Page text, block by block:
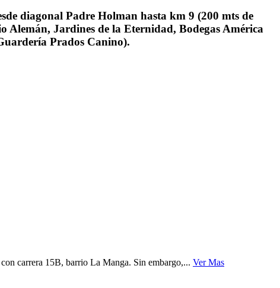
diagonal Padre Holman hasta km 9 (200 mts de
Jardines de la Eternidad, Bodegas América
Prados Canino).
carrera 15B, barrio La Manga. Sin embargo,... Ver Mas